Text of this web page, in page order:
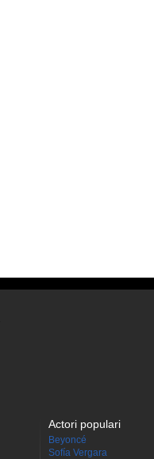
Actori populari
Beyoncé
Sofía Vergara